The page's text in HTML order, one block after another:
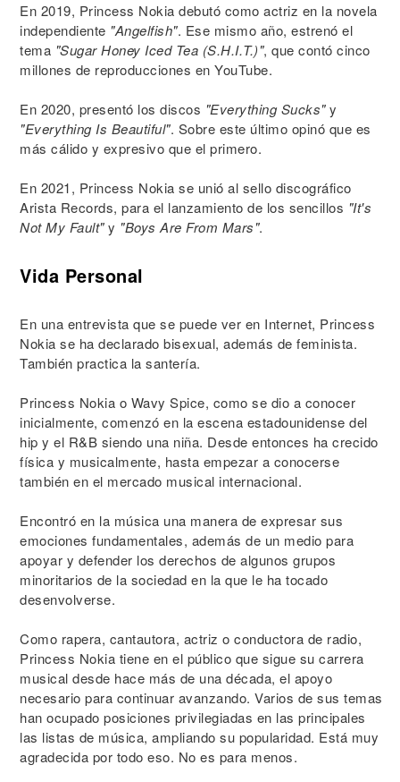
En 2019, Princess Nokia debutó como actriz en la novela
independiente "Angelfish". Ese mismo año, estrenó el
tema "Sugar Honey Iced Tea (S.H.I.T.)", que contó cinco
millones de reproducciones en YouTube.
En 2020, presentó los discos "Everything Sucks"y
"Everything Is Beautiful". Sobre este último opinó que es
más cálido y expresivo que el primero.
En 2021, Princess Nokia se unió al sello discográfico
Arista Records, para el lanzamiento de los sencillos "It's
Not My Fault"y "Boys Are From Mars".
Vida Personal
En una entrevista que se puede ver en Internet, Princess
Nokia se ha declarado bisexual, además de feminista.
También practica la santería.
Princess Nokia o Wavy Spice, como se dio a conocer
inicialmente, comenzó en la escena estadounidense del
hip y el R&B siendo una niña. Desde entonces ha crecido
física y musicalmente, hasta empezar a conocerse
también en el mercado musical internacional.
Encontró en la música una manera de expresar sus
emociones fundamentales, además de un medio para
apoyar y defender los derechos de algunos grupos
minoritarios de la sociedad en la que le ha tocado
desenvolverse.
Como rapera, cantautora, actriz o conductora de radio,
Princess Nokia tiene en el público que sigue su carrera
musical desde hace más de una década, el apoyo
necesario para continuar avanzando. Varios de sus temas
han ocupado posiciones privilegiadas en las principales
las listas de música, ampliando su popularidad. Está muy
agradecida por todo eso. No es para menos.